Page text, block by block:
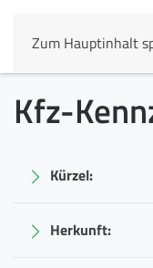
Zum Hauptinhalt
Kfz-
Kürzel:
Herkunft: